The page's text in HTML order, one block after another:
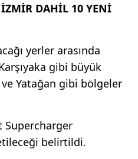
DAHİL 10 YENİ
yerler arasında
gibi büyük
ve Yatağan gibi bölgeler
Supercharger
belirtildi.